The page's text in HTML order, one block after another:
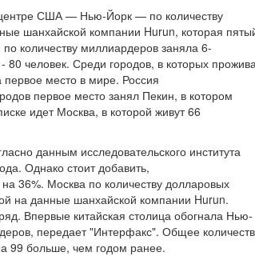
США — Нью-Йорк — по количеству
шанхайской компании Hurun, которая
количеству миллиардеров заняла 6-
человек. Среди городов, в которых
место в мире. Россия
первое место занял Пекин, в котором
идет Москва, в которой живут 66
данным исследовательского института
Однако стоит добавить,
36%. Москва по количеству долларовых
на данные шанхайской компании Hurun.
Впервые китайская столица обогнала Нью-
передает "Интерфакс". Общее
99 больше, чем годом ранее.